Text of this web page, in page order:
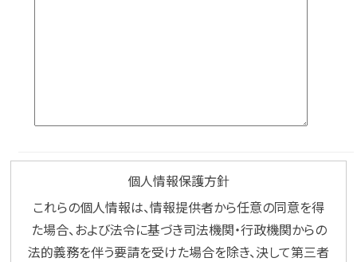
個人情報保護方針
これらの個人情報は、情報提供者から任意の同意を得
た場合、および法令に基づき司法機関・行政機関からの
法的義務を伴う要請を受けた場合を除き、決して第三者